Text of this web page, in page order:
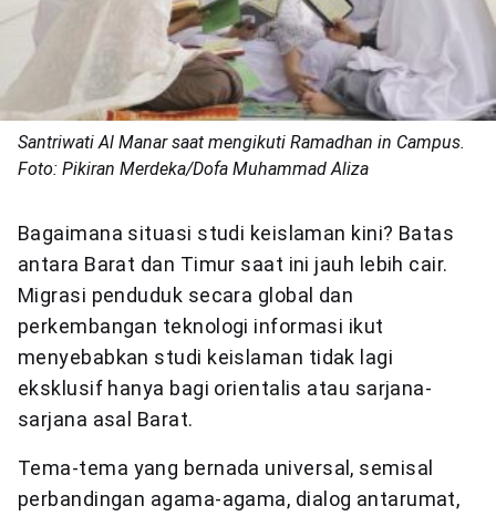
Santriwati Al Manar saat mengikuti Ramadhan in Campus.
Foto: Pikiran Merdeka/Dofa Muhammad Aliza
Bagaimana situasi studi keislaman kini? Batas
antara Barat dan Timur saat ini jauh lebih cair.
Migrasi penduduk secara global dan
perkembangan teknologi informasi ikut
menyebabkan studi keislaman tidak lagi
eksklusif hanya bagi orientalis atau sarjana-
sarjana asal Barat.
Tema-tema yang bernada universal, semisal
perbandingan agama-agama, dialog antarumat,